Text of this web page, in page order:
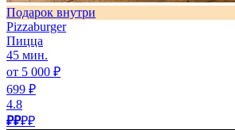
Подарок внутри
Pizzaburger
Пицца
45 мин.
от 5 000 ₽
699 ₽
4.8
₽₽₽₽